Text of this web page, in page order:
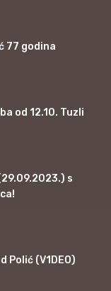
77 godina
od 12.10. Tuzli
s
Polić (V1DEO)